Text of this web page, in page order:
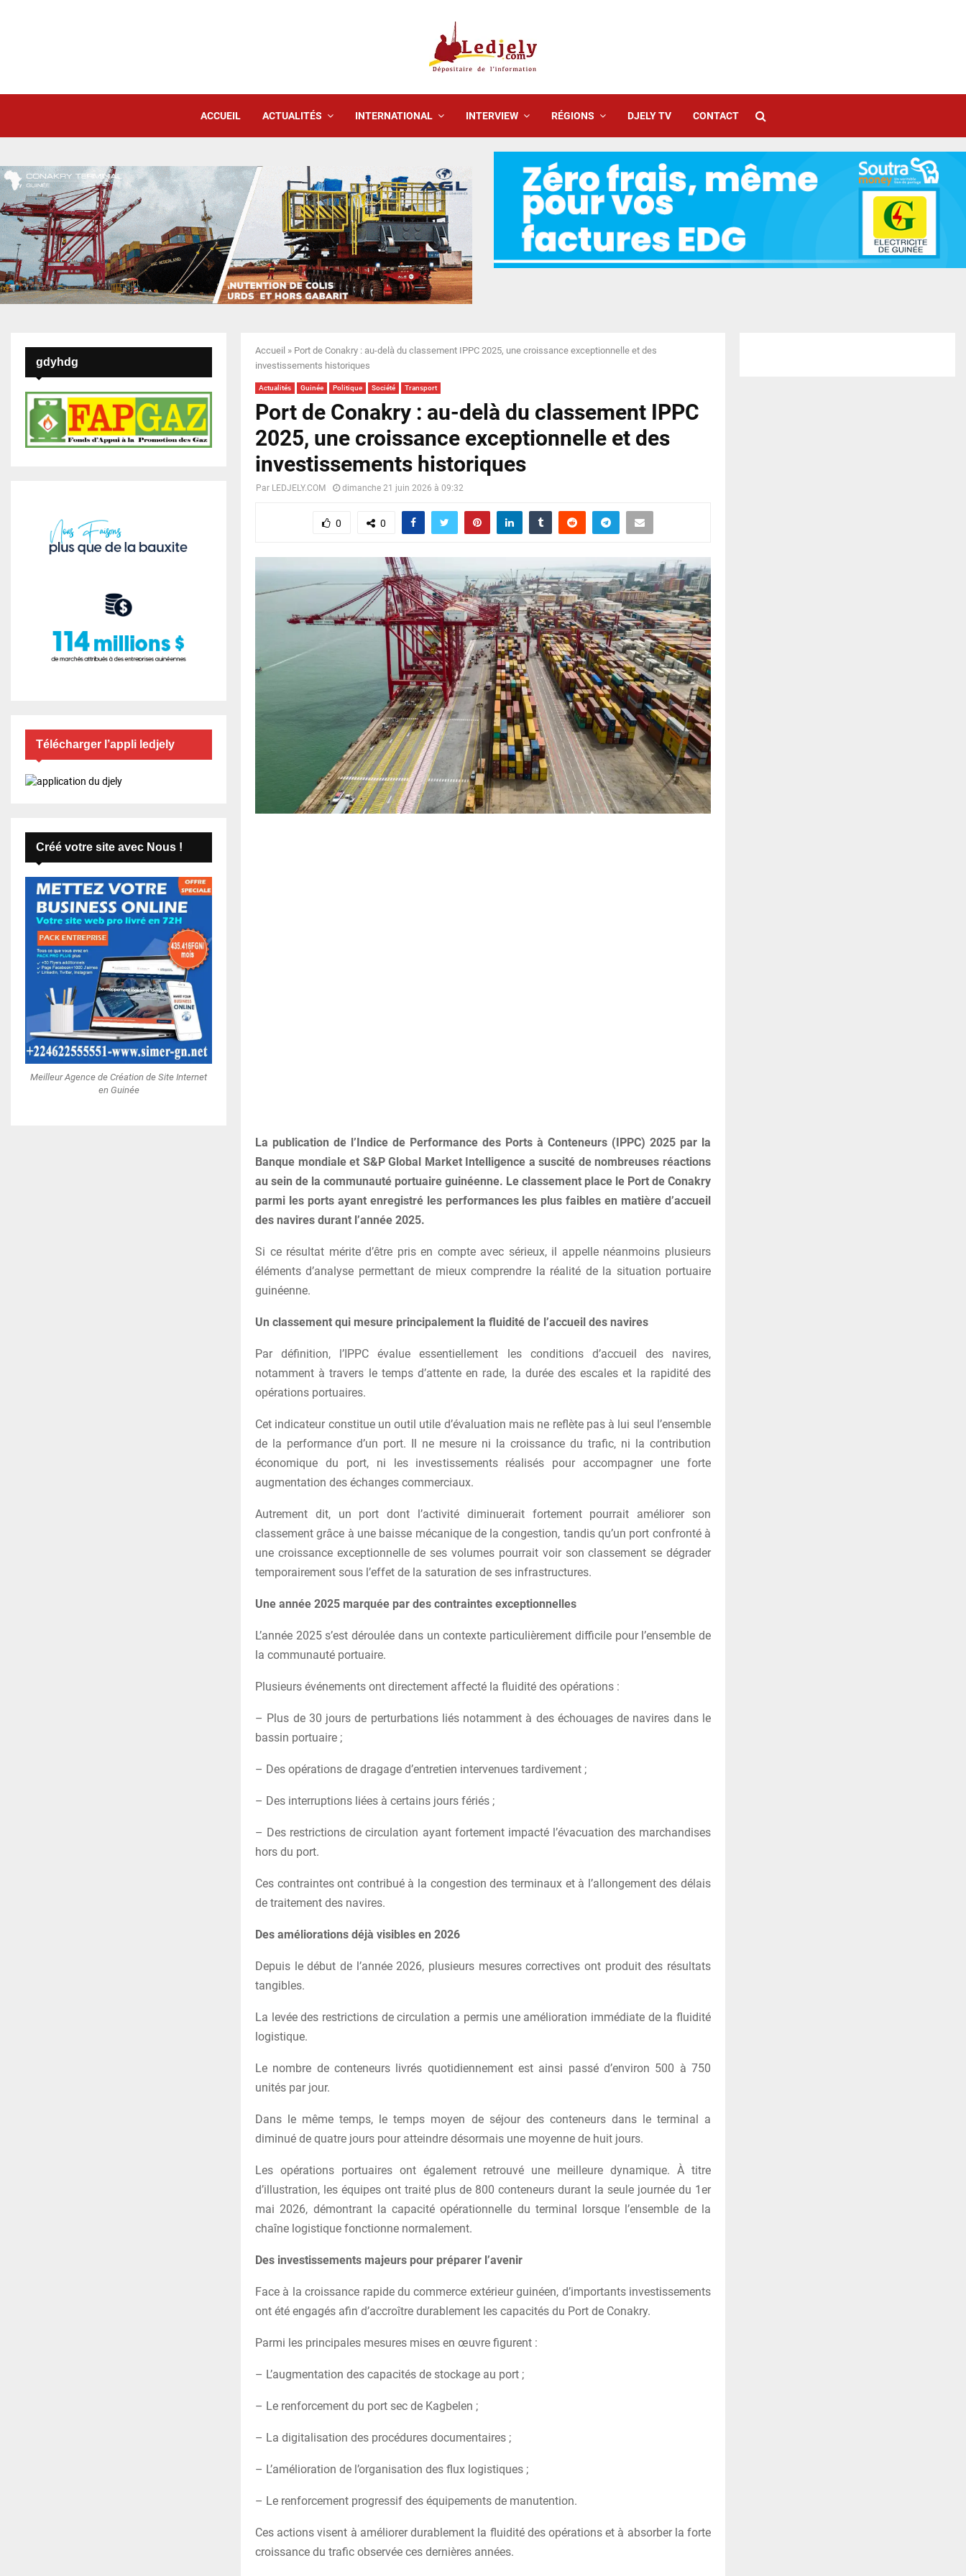
ACCUEIL ACTUALITÉS INTERNATIONAL INTERVIEW RÉGIONS DJELY TV CONTACT
Accueil » Port de Conakry : au-delà du classement IPPC 2025, une croissance exceptionnelle et des
investissements historiques
Actualités Guinée Politique Société Transport
Port de Conakry : au-delà du classement IPPC
2025, une croissance exceptionnelle et des
investissements historiques
Par LEDJELY.COM dimanche 21 juin 2026 à 09:32
0 0
La publication de l’Indice de Performance des Ports à Conteneurs (IPPC) 2025 par la
Banque mondiale et S&P Global Market Intelligence a suscité de nombreuses réactions
au sein de la communauté portuaire guinéenne. Le classement place le Port de Conakry
parmi les ports ayant enregistré les performances les plus faibles en matière d’accueil
des navires durant l’année 2025.
Si ce résultat mérite d’être pris en compte avec sérieux, il appelle néanmoins plusieurs
éléments d’analyse permettant de mieux comprendre la réalité de la situation portuaire
guinéenne.
Un classement qui mesure principalement la fluidité de l’accueil des navires
Par définition, l’IPPC évalue essentiellement les conditions d’accueil des navires,
notamment à travers le temps d’attente en rade, la durée des escales et la rapidité des
opérations portuaires.
Cet indicateur constitue un outil utile d’évaluation mais ne reflète pas à lui seul l’ensemble
de la performance d’un port. Il ne mesure ni la croissance du trafic, ni la contribution
économique du port, ni les investissements réalisés pour accompagner une forte
augmentation des échanges commerciaux.
Autrement dit, un port dont l’activité diminuerait fortement pourrait améliorer son
classement grâce à une baisse mécanique de la congestion, tandis qu’un port confronté à
une croissance exceptionnelle de ses volumes pourrait voir son classement se dégrader
temporairement sous l’effet de la saturation de ses infrastructures.
Une année 2025 marquée par des contraintes exceptionnelles
L’année 2025 s’est déroulée dans un contexte particulièrement difficile pour l’ensemble de
la communauté portuaire.
Plusieurs événements ont directement affecté la fluidité des opérations :
– Plus de 30 jours de perturbations liés notamment à des échouages de navires dans le
bassin portuaire ;
– Des opérations de dragage d’entretien intervenues tardivement ;
– Des interruptions liées à certains jours fériés ;
– Des restrictions de circulation ayant fortement impacté l’évacuation des marchandises
hors du port.
Ces contraintes ont contribué à la congestion des terminaux et à l’allongement des délais
de traitement des navires.
Des améliorations déjà visibles en 2026
Depuis le début de l’année 2026, plusieurs mesures correctives ont produit des résultats
tangibles.
La levée des restrictions de circulation a permis une amélioration immédiate de la fluidité
logistique.
Le nombre de conteneurs livrés quotidiennement est ainsi passé d’environ 500 à 750
unités par jour.
Dans le même temps, le temps moyen de séjour des conteneurs dans le terminal a
diminué de quatre jours pour atteindre désormais une moyenne de huit jours.
Les opérations portuaires ont également retrouvé une meilleure dynamique. À titre
d’illustration, les équipes ont traité plus de 800 conteneurs durant la seule journée du 1er
mai 2026, démontrant la capacité opérationnelle du terminal lorsque l’ensemble de la
chaîne logistique fonctionne normalement.
Des investissements majeurs pour préparer l’avenir
Face à la croissance rapide du commerce extérieur guinéen, d’importants investissements
ont été engagés afin d’accroître durablement les capacités du Port de Conakry.
Parmi les principales mesures mises en œuvre figurent :
– L’augmentation des capacités de stockage au port ;
– Le renforcement du port sec de Kagbelen ;
– La digitalisation des procédures documentaires ;
– L’amélioration de l’organisation des flux logistiques ;
– Le renforcement progressif des équipements de manutention.
Ces actions visent à améliorer durablement la fluidité des opérations et à absorber la forte
croissance du trafic observée ces dernières années.
gdyhdg
Télécharger l’appli ledjely
Créé votre site avec Nous !
Meilleur Agence de Création de Site Internet
en Guinée